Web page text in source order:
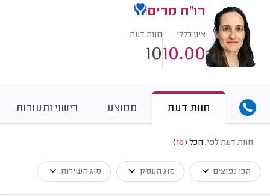
רו"ח מרים
ציון כללי
10.00
חוות דעת
10
חוות דעת ממוצע רישוי ותעודות
חוות דעת לפי: הכל (
10
)
הכי נפוצים סוג העסק סוג השירות